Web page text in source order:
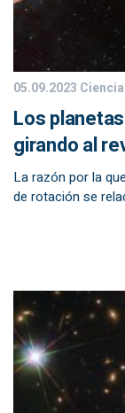
05.09.2023 Ciencia
Los
girando al
La razón por la
de rotación se